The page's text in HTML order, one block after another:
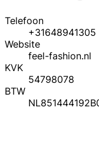
Telefoon
+31648941305
Website
feel-fashion.nl
KVK
54798078
BTW